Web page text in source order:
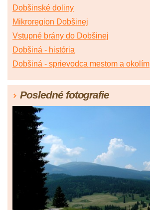
Dobšinské doliny
Mikroregion Dobšinej
Vstupné brány do Dobšinej
Dobšiná - história
Dobšiná - sprievodca mestom a okolím
Posledné fotografie